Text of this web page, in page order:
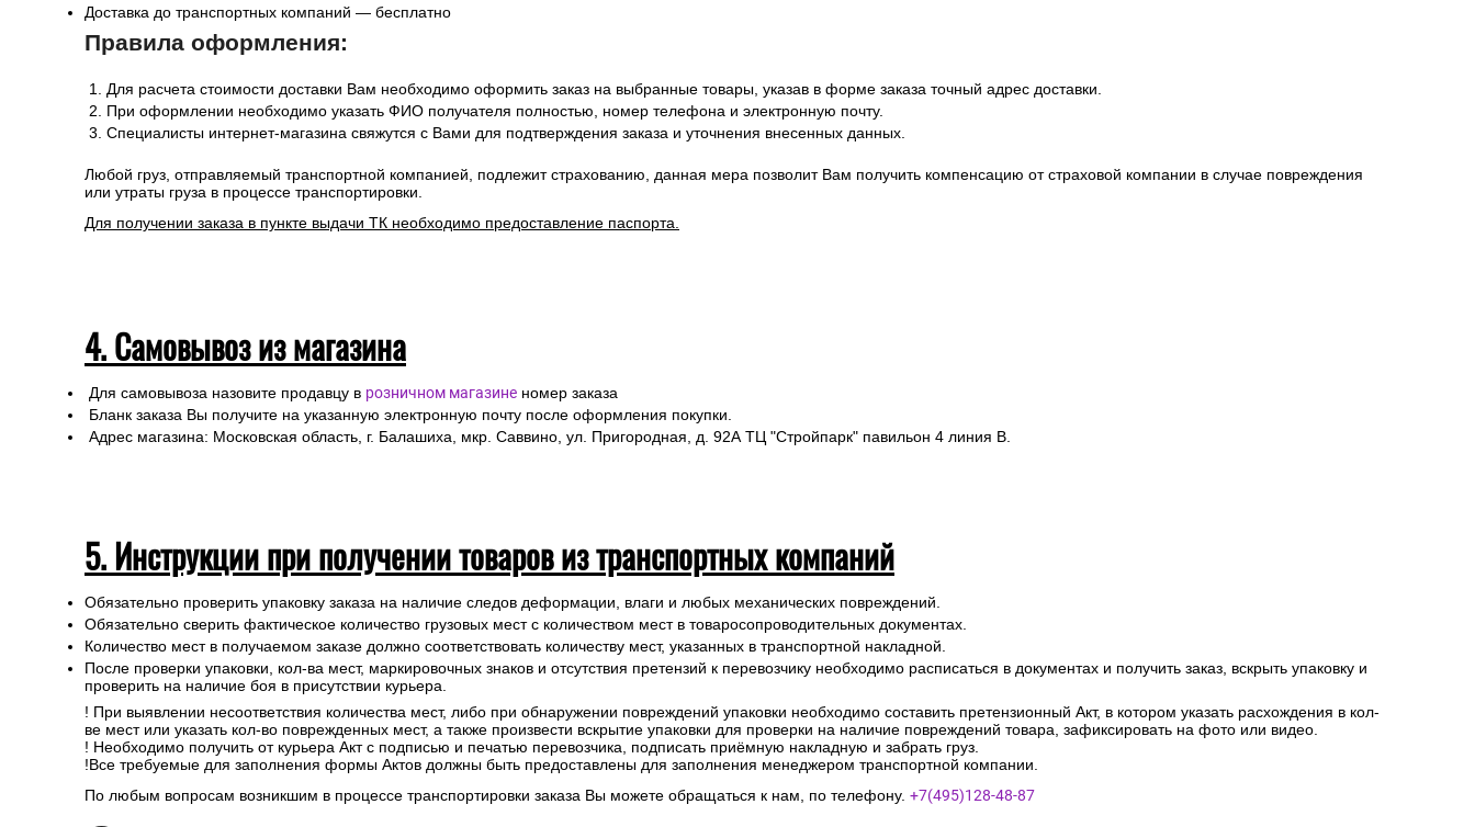
Доставка до транспортных компаний — бесплатно
Правила оформления:
Для расчета стоимости доставки Вам необходимо оформить заказ на выбранные товары, указав в форме заказа точный адрес доставки.
При оформлении необходимо указать ФИО получателя полностью, номер телефона и электронную почту.
Специалисты интернет-магазина свяжутся с Вами для подтверждения заказа и уточнения внесенных данных.
Любой груз, отправляемый транспортной компанией, подлежит страхованию, данная мера позволит Вам получить компенсацию от страховой компании в случае повреждения
или утраты груза в процессе транспортировки.
Для получении заказа в пункте выдачи ТК необходимо предоставление паспорта.
4. Самовывоз из магазина
Для самовывоза назовите продавцу в розничном магазине номер заказа
Бланк заказа Вы получите на указанную электронную почту после оформления покупки.
Адрес магазина: Московская область, г. Балашиха, мкр. Саввино, ул. Пригородная, д. 92А ТЦ "Стройпарк" павильон 4 линия В.
5. Инструкции при получении товаров из транспортных компаний
Обязательно проверить упаковку заказа на наличие следов деформации, влаги и любых механических повреждений.
Обязательно сверить фактическое количество грузовых мест с количеством мест в товаросопроводительных документах.
Количество мест в получаемом заказе должно соответствовать количеству мест, указанных в транспортной накладной.
После проверки упаковки, кол-ва мест, маркировочных знаков и отсутствия претензий к перевозчику необходимо расписаться в документах и получить заказ, вскрыть упаковку и
проверить на наличие боя в присутствии курьера.
! При выявлении несоответствия количества мест, либо при обнаружении повреждений упаковки необходимо составить претензионный Акт, в котором указать расхождения в кол-
ве мест или указать кол-во поврежденных мест, а также произвести вскрытие упаковки для проверки на наличие повреждений товара, зафиксировать на фото или видео.
! Необходимо получить от курьера Акт с подписью и печатью перевозчика, подписать приёмную накладную и забрать груз.
!Все требуемые для заполнения формы Актов должны быть предоставлены для заполнения менеджером транспортной компании.
По любым вопросам возникшим в процессе транспортировки заказа Вы можете обращаться к нам, по телефону. +7(495)128-48-87